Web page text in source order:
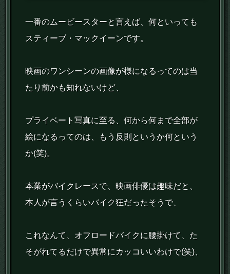
一番のムービースターと言えば、何といっても
スティーブ・マックイーンです。
映画のワンシーンの画像が様になるってのは当
たり前かも知れないけど、
プライベート写真に至る、何から何まで全部が
絵になるってのは、もう反則というか何という
か(笑)。
本業がバイクレースで、映画俳優は趣味だと、
本人が言うくらいバイク狂だったそうで、
これなんて、オフロードバイクに腰掛けて、た
そがれてるだけで異常にカッコいいわけで(笑)、